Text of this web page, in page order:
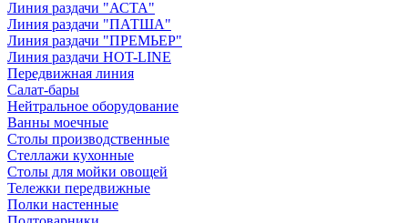
Линия раздачи "АСТА"
Линия раздачи "ПАТША"
Линия раздачи "ПРЕМЬЕР"
Линия раздачи HOT-LINE
Передвижная линия
Салат-бары
Нейтральное оборудование
Ванны моечные
Столы производственные
Стеллажи кухонные
Столы для мойки овощей
Тележки передвижные
Полки настенные